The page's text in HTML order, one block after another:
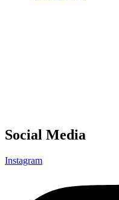
Social Media
Instagram